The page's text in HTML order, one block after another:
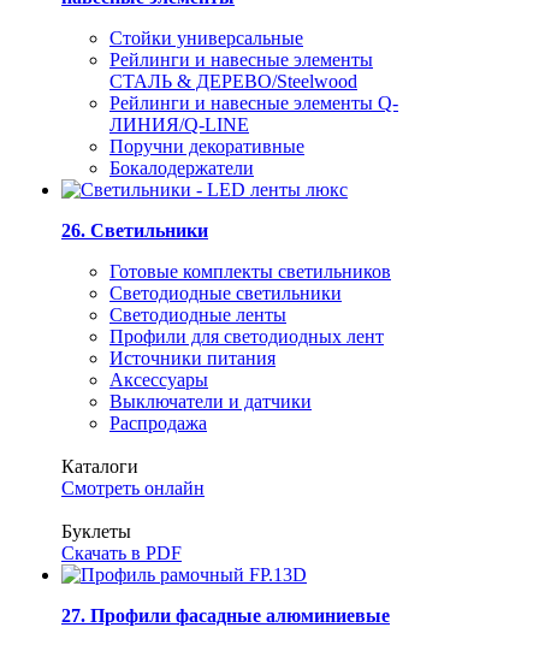
Стойки универсальные
Рейлинги и навесные элементы
СТАЛЬ & ДЕРЕВО/Steelwood
Рейлинги и навесные элементы Q-
ЛИНИЯ/Q-LINE
Поручни декоративные
Бокалодержатели
26. Светильники
Готовые комплекты светильников
Светодиодные светильники
Светодиодные ленты
Профили для светодиодных лент
Источники питания
Аксессуары
Выключатели и датчики
Распродажа
Каталоги
Смотреть онлайн
Буклеты
Скачать в PDF
27. Профили фасадные алюминиевые